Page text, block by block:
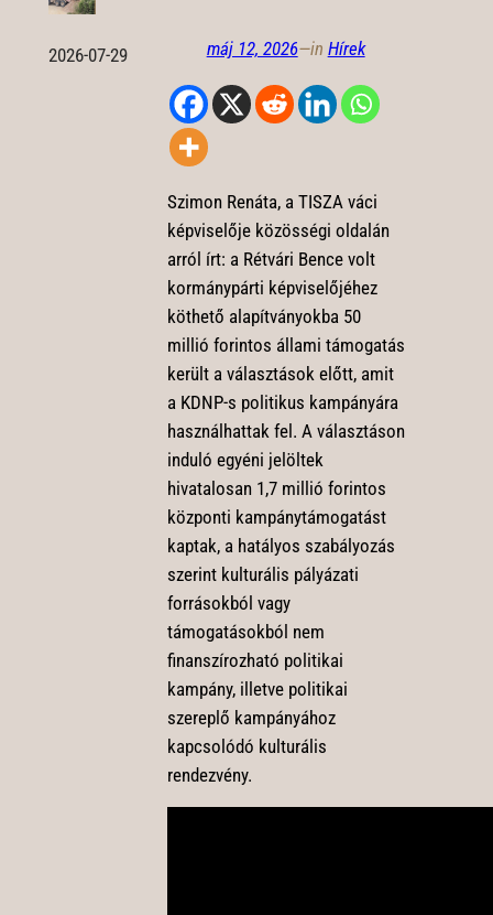
2026-07-29 máj 12, 2026—in Hírek
Szimon Renáta, a TISZA váci
képviselője közösségi oldalán
arról írt: a Rétvári Bence volt
kormánypárti képviselőjéhez
köthető alapítványokba 50
millió forintos állami támogatás
került a választások előtt, amit
a KDNP-s politikus kampányára
használhattak fel. A választáson
induló egyéni jelöltek
hivatalosan 1,7 millió forintos
központi kampánytámogatást
kaptak, a hatályos szabályozás
szerint kulturális pályázati
forrásokból vagy
támogatásokból nem
finanszírozható politikai
kampány, illetve politikai
szereplő kampányához
kapcsolódó kulturális
rendezvény.